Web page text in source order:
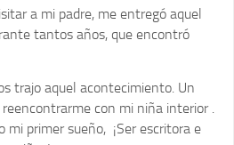
a mi padre, me entregó aquel
tantos años, que encontró
trajo aquel acontecimiento. Un
con mi niña interior .
mi primer sueño, ¡Ser escritora e